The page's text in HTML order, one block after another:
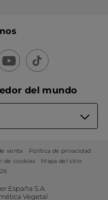
del mundo
venta
Política de privacidad
de cookies
Mapa del sitio
España S.A.
Vegetal